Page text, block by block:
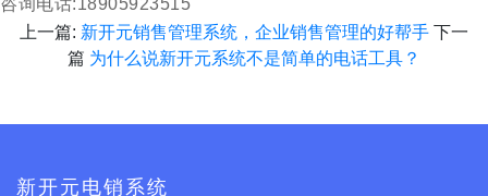
上一篇: 新开元销售管理系统，企业销售管理的好帮手 下一
篇 为什么说新开元系统不是简单的电话工具？
新开元电销系统